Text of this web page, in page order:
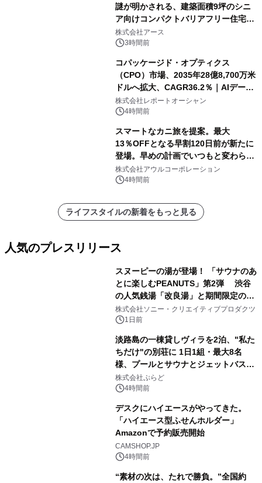
謎が明かされる、建築面積9坪のシニ
ア向けコンパクトバリアフリー住宅が
誕生
株式会社アース
3時間前
コパッケージド・オプティクス
（CPO）市場、2035年28億8,700万米
ドルへ拡大、CAGR36.2％｜AIデータ
センター・高速光通信需要が成長を加
速
株式会社レポートオーシャン
4時間前
スマートなカニ旅を提案。最大
13％OFFとなる早割120日前が新たに
登場。早めの計画でいつもと変わらぬ
大人の冬旅を。ー夕日ヶ浦温泉「佳松
苑 別邸ふうか」ー
株式会社アウルコーポレーション
4時間前
ライフスタイルの新着をもっと見る
人気のプレスリリース
スヌーピーの湯が登場！ 「サウナのあ
とに楽しむPEANUTS」第2弾 渋谷
の人気銭湯「改良湯」と期間限定のコ
ラボレーション サウナイキタイコラ
ボグッズも発売決定！
株式会社ソニー・クリエイティブプロダクツ
1日前
淡路島の一棟貸しヴィラを2泊、"私た
ちだけ"の別荘に 1日1組・最大8名
様、プールとサウナとジェットバス付
きで Villa Mon Temps AWAJIの連泊
素泊りプラン
株式会社ぷらど
4時間前
デスクにハイエースがやってきた。
「ハイエース型ふせんホルダー」
Amazonで予約販売開始
CAMSHOP.JP
4時間前
“素材の次は、たれで勝負。”全国約